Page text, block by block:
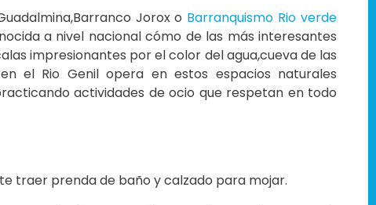
Jorox o Barranquismo Rio verde
a nivel nacional cómo de las más interesantes
impresionantes por el color del agua,cueva de las
el Rio Genil opera en estos espacios naturales
actividades de ocio que respetan en todo
traer prenda de baño y calzado para mojar.